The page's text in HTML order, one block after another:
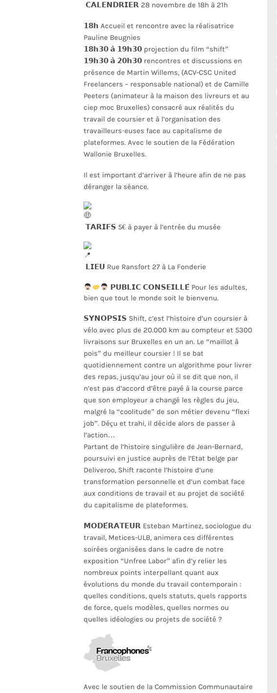
𝗖𝗔𝗟𝗘𝗡𝗗𝗥𝗜𝗘𝗥 28 novembre de 18h à 21h
𝟭𝟴𝗵 Accueil et rencontre avec la réalisatrice
Pauline Beugnies
𝟭𝟴𝗵𝟯𝟬 𝗮̀ 𝟭𝟵𝗵𝟯𝟬 projection du film “shift”
𝟭𝟵𝗵𝟯𝟬 𝗮̀ 𝟮𝟬𝗵𝟯𝟬 rencontres et discussions en
présence de Martin Willems, (ACV-CSC United
Freelancers – responsable national) et de Camille
Peeters (animateur à la maison des livreurs et au
ciep moc Bruxelles) consacré aux réalités du
travail de coursier et à l’organisation des
travailleurs·euses face au capitalisme de
plateformes. Avec le soutien de la Fédération
Wallonie Bruxelles.
Il est important d’arriver à l’heure afin de ne pas
déranger la séance.
𝗧𝗔𝗥𝗜𝗙𝗦 5€ à payer à l’entrée du musée
𝗟𝗜𝗘𝗨 Rue Ransfort 27 à La Fonderie
𝗣𝗨𝗕𝗟𝗜𝗖 𝗖𝗢𝗡𝗦𝗘𝗜𝗟𝗟𝗘́ Pour les adultes,
bien que tout le monde soit le bienvenu.
𝗦𝗬𝗡𝗢𝗣𝗦𝗜𝗦 Shift, c’est l’histoire d’un coursier à
vélo avec plus de 20.000 km au compteur et 5300
livraisons sur Bruxelles en un an. Le “maillot à
pois” du meilleur coursier ! Il se bat
quotidiennement contre un algorithme pour livrer
des repas, jusqu’au jour où il se dit que non, il
n’est pas d’accord d’être payé à la course parce
que son employeur a changé les règles du jeu,
malgré la “coolitude” de son métier devenu “flexi
job”. Déçu et trahi, il décide alors de passer à
l’action…
Partant de l’histoire singulière de Jean-Bernard,
poursuivi en justice auprès de l’Etat belge par
Deliveroo, Shift raconte l’histoire d’une
transformation personnelle et d’un combat face
aux conditions de travail et au projet de société
du capitalisme de plateformes.
𝗠𝗢𝗗𝗘́𝗥𝗔𝗧𝗘𝗨𝗥 Esteban Martinez, sociologue du
travail, Metices-ULB, animera ces différentes
soirées organisées dans le cadre de notre
exposition “Unfree Labor” afin d’y relier les
nombreux points interpellant quant aux
évolutions du monde du travail contemporain :
quelles conditions, quels statuts, quels rapports
de force, quels modèles, quelles normes ou
quelles idéologies ou projets de société ?
Avec le soutien de la Commission Communautaire